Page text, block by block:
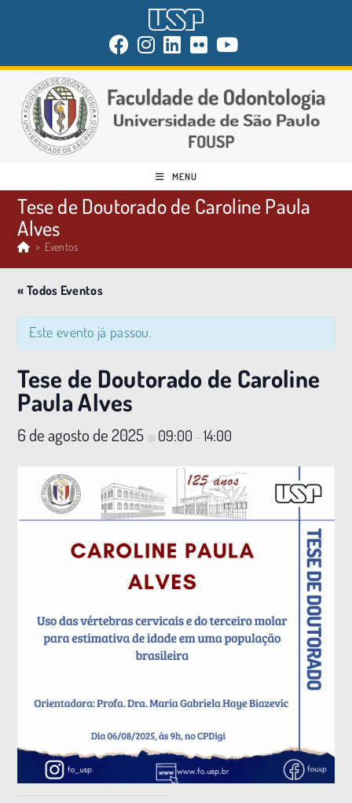
MENU
Tese de Doutorado de Caroline Paula
Alves
> Eventos
« Todos Eventos
Este evento já passou.
Tese de Doutorado de Caroline
Paula Alves
6 de agosto de 2025 @ 09:00 –14:00